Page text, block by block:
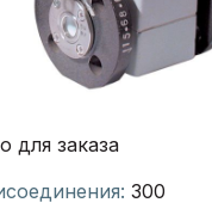
для заказа
300